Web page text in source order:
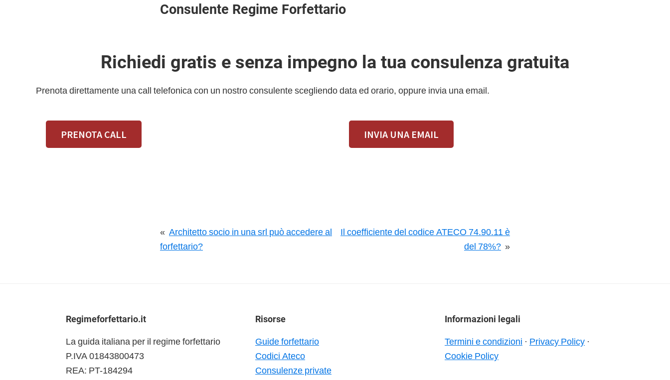
Consulente Regime Forfettario
Richiedi gratis e senza impegno la tua consulenza gratuita
Prenota direttamente una call telefonica con un nostro consulente scegliendo data ed orario, oppure invia una email.
PRENOTA CALL INVIA UNA EMAIL
« Architetto socio in una srl può accedere al
forfettario?
Il coefficiente del codice ATECO 74.90.11 è
del 78%? »
Regimeforfettario.it
La guida italiana per il regime forfettario
P.IVA 01843800473
REA: PT-184294
Risorse
Guide forfettario
Codici Ateco
Consulenze private
Informazioni legali
Termini e condizioni · Privacy Policy ·
Cookie Policy